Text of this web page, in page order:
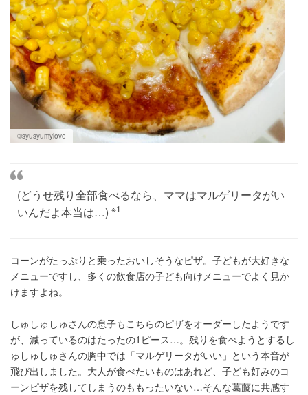
©︎syusyumylove
(どうせ残り全部食べるなら、ママはマルゲリータがい
いんだよ本当は…) ※1
コーンがたっぷりと乗ったおいしそうなピザ。子どもが大好きな
メニューですし、多くの飲食店の子ども向けメニューでよく見か
けますよね。
しゅしゅしゅさんの息子もこちらのピザをオーダーしたようです
が、減っているのはたったの1ピース…。残りを食べようとするし
ゅしゅしゅさんの胸中では「マルゲリータがいい」という本音が
飛び出しました。大人が食べたいものはあれど、子ども好みのコ
ーンピザを残してしまうのももったいない…そんな葛藤に共感す